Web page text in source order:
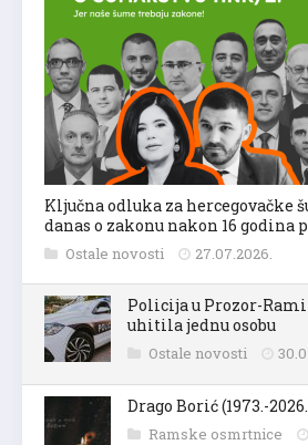
Ključna odluka za hercegovačke
danas o zakonu nakon 16 godina
Ostale novosti 27.07.2026.
Policija u Prozor-
uhitila jednu osobu
Ostale novosti
Drago Borić (1973.-
Ramske osmrtnice